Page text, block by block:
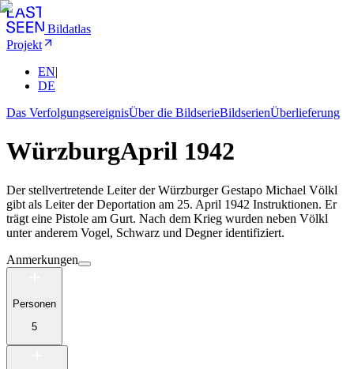
Bildatlas
Projekt
EN|
DE
Das VerfolgungsereignisÜber die BildserieBildserienÜberlieferung
WürzburgApril 1942
Der stellvertretende Leiter der Würzburger Gestapo Michael Völkl
gibt als Leiter der Deportation am 25. April 1942 Instruktionen. Er
trägt eine Pistole am Gurt. Nach dem Krieg wurden neben Völkl
unter anderem Vogel, Schwarz und Degner identifiziert.
Anmerkungen
Personen
5